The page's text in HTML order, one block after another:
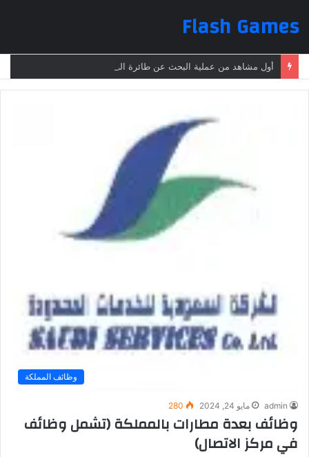
Flash Games
وظائف المملكة
admin مايو 24, 2024 280
وظائف بعدة مطارات بالمملكة (تشمل وظائف
في مركز الاتصال)